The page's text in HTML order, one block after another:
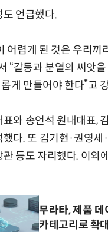
도 언급했다.
어렵게 된 것은 우리
“갈등과 분열의 씨앗
게 만들어야 한다”고
와 송언석 원내대표,
다. 또 김기현·권영
등도 자리했다. 이외
무라타, 제품
카테고리로 확대